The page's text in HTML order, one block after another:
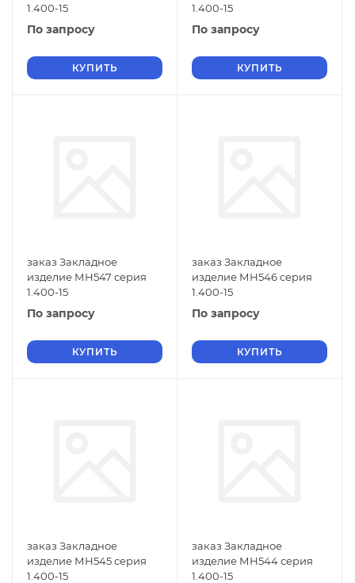
1.400-15
По запросу
КУПИТЬ
1.400-15
По запросу
КУПИТЬ
заказ Закладное
изделие МН547 серия
1.400-15
По запросу
КУПИТЬ
заказ Закладное
изделие МН546 серия
1.400-15
По запросу
КУПИТЬ
заказ Закладное
изделие МН545 серия
1.400-15
заказ Закладное
изделие МН544 серия
1.400-15